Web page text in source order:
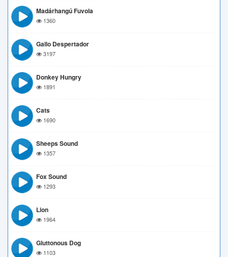
Madárhangú Fuvola
1360
Gallo Despertador
3197
Donkey Hungry
1891
Cats
1690
Sheeps Sound
1357
Fox Sound
1293
Lion
1964
Gluttonous Dog
1103